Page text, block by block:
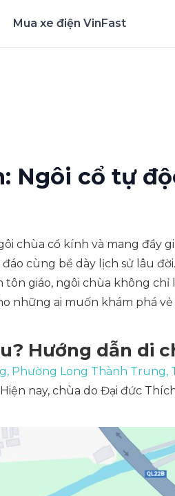
Mua xe điện VinFast
Ngôi cổ tự
chùa cổ kính và mang đầy
cùng bề dày lịch sử lâu
giáo, ngôi chùa không chỉ
những ai muốn khám phá
Hướng dẫn di
Phường Long Thành Trung,
nay, chùa do Đại đức